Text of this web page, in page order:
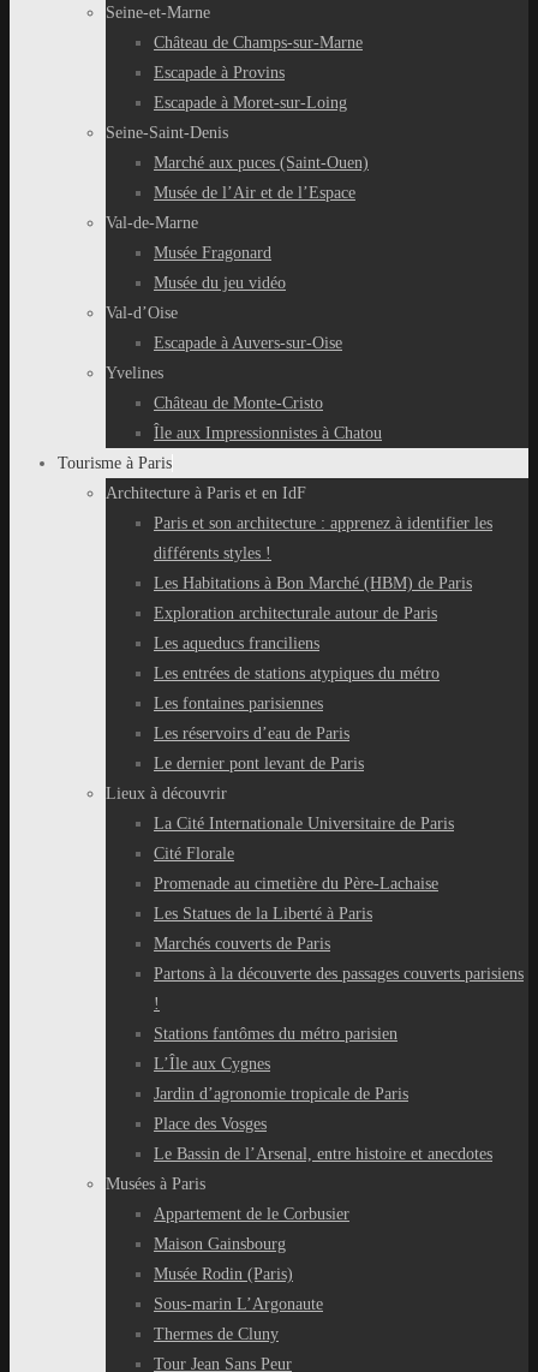
Seine-et-Marne
Château de Champs-sur-Marne
Escapade à Provins
Escapade à Moret-sur-Loing
Seine-Saint-Denis
Marché aux puces (Saint-Ouen)
Musée de l’Air et de l’Espace
Val-de-Marne
Musée Fragonard
Musée du jeu vidéo
Val-d’Oise
Escapade à Auvers-sur-Oise
Yvelines
Château de Monte-Cristo
Île aux Impressionnistes à Chatou
Tourisme à Paris
Architecture à Paris et en IdF
Paris et son architecture : apprenez à identifier les
différents styles !
Les Habitations à Bon Marché (HBM) de Paris
Exploration architecturale autour de Paris
Les aqueducs franciliens
Les entrées de stations atypiques du métro
Les fontaines parisiennes
Les réservoirs d’eau de Paris
Le dernier pont levant de Paris
Lieux à découvrir
La Cité Internationale Universitaire de Paris
Cité Florale
Promenade au cimetière du Père-Lachaise
Les Statues de la Liberté à Paris
Marchés couverts de Paris
Partons à la découverte des passages couverts parisiens
!
Stations fantômes du métro parisien
L’Île aux Cygnes
Jardin d’agronomie tropicale de Paris
Place des Vosges
Le Bassin de l’Arsenal, entre histoire et anecdotes
Musées à Paris
Appartement de le Corbusier
Maison Gainsbourg
Musée Rodin (Paris)
Sous-marin L’Argonaute
Thermes de Cluny
Tour Jean Sans Peur